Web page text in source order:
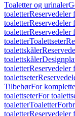
Toaletter og urinaler
toaletterReservedeler
toaletterReservedeler
toaletterReservedeler
toaletterToalettseter
toalettskåler
toalettskåler
toaletterReservedeler
toalettseter
TilbehørFor
toalettseterFor
toaletterToaletter
toaletterReservedeler